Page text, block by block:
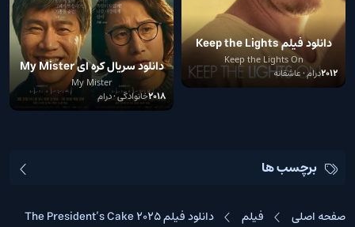
دانلود فیلم Keep the Lights
On 2012
Keep the Lights On
2012درام • عاشقانه دانلود سریال کره ای My Mister
My Mister
2018خانوادگی • درام
برچسب ها
صفحه اصلی فیلم دانلود فیلم The President’s Cake 2025